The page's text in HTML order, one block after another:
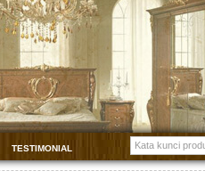
TESTIMONIAL